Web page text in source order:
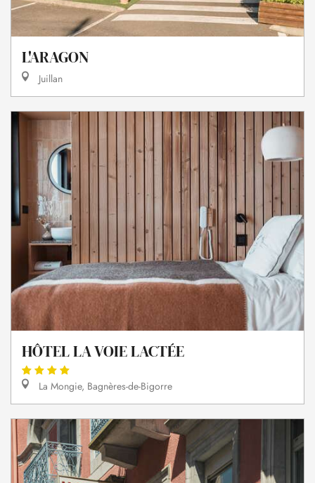
L'ARAGON
Juillan
HÔTEL LA VOIE LACTÉE
La Mongie, Bagnères-de-Bigorre